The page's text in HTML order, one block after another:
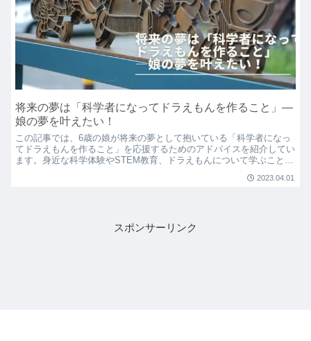
将来の夢は「科学者になってドラえもんを作ること」―
娘の夢を叶えたい！
この記事では、6歳の娘が将来の夢として抱いている「科学者になっ
てドラえもんを作ること」を応援するためのアドバイスを紹介してい
ます。身近な科学体験やSTEM教育、ドラえもんについて学ぶこと、
ど、様々な方法を紹介しています。この記事を通じて、娘さんの夢を
2023.04.01
スポンサーリンク